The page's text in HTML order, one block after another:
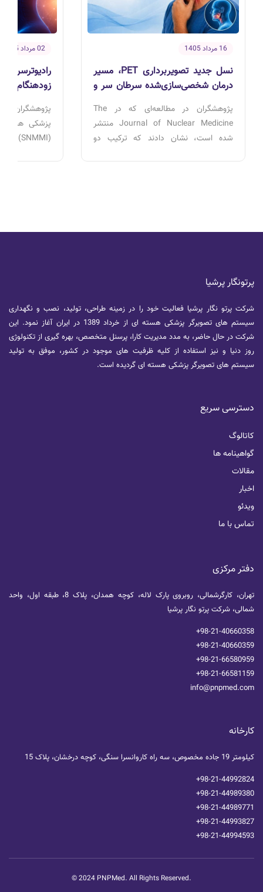
16 مرداد 1405
نسل جدید تصویربرداری PET، مسیر
درمان شخصی‌سازی‌شده سرطان سر و
پژوهشگران در مطالعه‌ای که در The
Journal of Nuclear Medicine منتشر
شده است، نشان دادند که ترکیب دو
02 مرداد 1405
زودهنگام
پژوهشگران
پزشکی
پرتونگار پرشیا
شرکت پرتو نگار پرشیا فعالیت خود را در زمینه طراحی، تولید، نصب و نگهداری
سیستم های تصویرگر پزشکی هسته ای از خرداد 1389 در ایران آغاز نمود. این
شرکت در حال حاضر، به مدد مدیریت کارا، پرسنل متخصص، بهره گیری از تکنولوژی
روز دنیا و نیز استفاده از کلیه ظرفیت های موجود در کشور، موفق به تولید
سیستم های تصویرگر پزشکی هسته ای گردیده است.
دسترسی سریع
کاتالوگ
گواهینامه ها
مقالات
اخبار
ویدئو
تماس با ما
دفتر مرکزی
تهران، کارگرشمالی، روبروی پارک لاله، کوچه همدان، پلاک 8، طبقه اول، واحد
شمالی، شرکت پرتو نگار پرشیا
+98-21-40660358
+98-21-40660359
+98-21-66580959
+98-21-66581159
info@pnpmed.com
کارخانه
کیلومتر 19 جاده مخصوص، سه راه کاروانسرا سنگی، کوچه درخشان، پلاک 15
+98-21-44992824
+98-21-44989380
+98-21-44989771
+98-21-44993827
+98-21-44994593
© 2024 PNPMed. All Rights Reserved.